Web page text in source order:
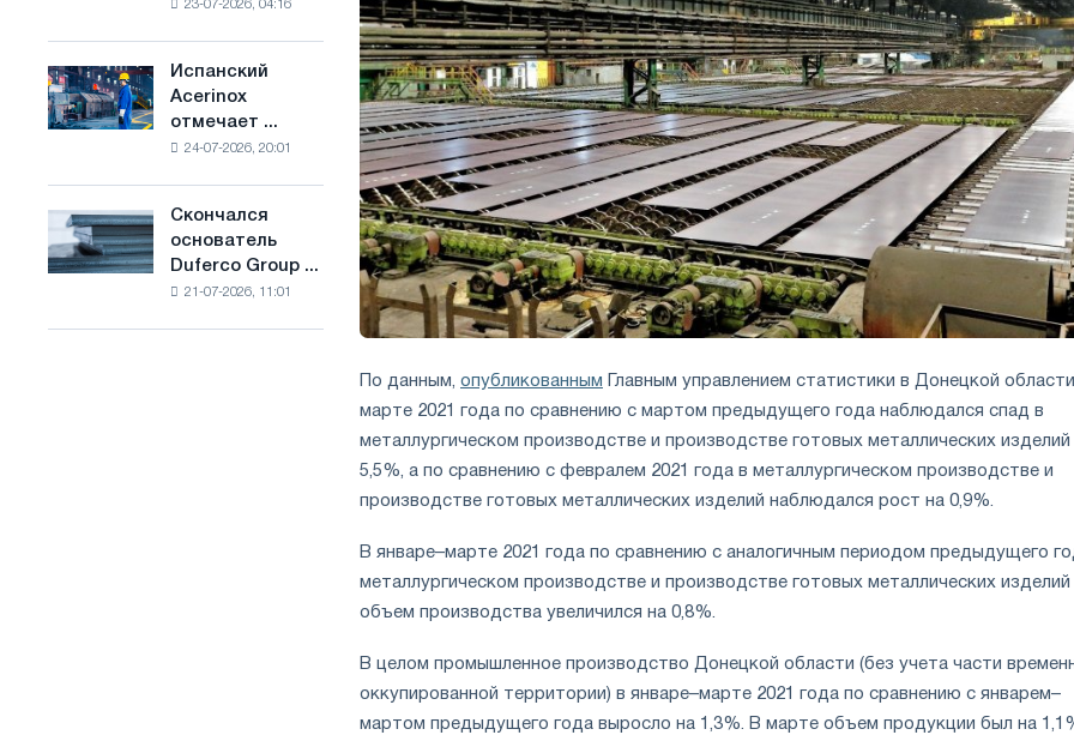
импорт
Саудовской
23-07-2026, 04:16
Испанский
Acerinox
отмечает
положительную
втором
полугодии
мерам
Испанский
Acerinox
отмечает ...
24-07-2026, 20:01
Скончался
основатель
Duferco
Скончался
основатель
Duferco Group ...
21-07-2026, 11:01
По данным, опубликованным Главным управлением статистики в Донецкой
марте 2021 года по сравнению с мартом предыдущего года наблюдался спад в
металлургическом производстве и производстве готовых металлических изделий
5,5%, а по сравнению с февралем 2021 года в металлургическом производстве и
производстве готовых металлических изделий наблюдался рост на 0,9%.
В январе–марте 2021 года по сравнению с аналогичным периодом предыдущего
металлургическом производстве и производстве готовых металлических изделий
объем производства увеличился на 0,8%.
В целом промышленное производство Донецкой области (без учета части
оккупированной территории) в январе–марте 2021 года по сравнению с январем–
мартом предыдущего года выросло на 1,3%. В марте объем продукции был на